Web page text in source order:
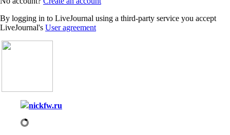
By logging in to LiveJournal using a third-party service you accept
LiveJournal's User agreement
nickfw.ru